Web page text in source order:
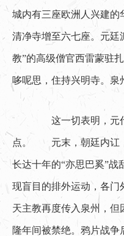
城内有三座欧洲人兴建的
清净寺增至六七座。元廷
教”的高级僧官西雷蒙驻
哆呢思，住持兴明寺。泉
这一切表明，元
点。　　元末，朝廷内
长达十年的“亦思巴奚”战
现盲目的排外运动，各门
天主教再度传入泉州，
隆年间被禁绝。鸦片战争